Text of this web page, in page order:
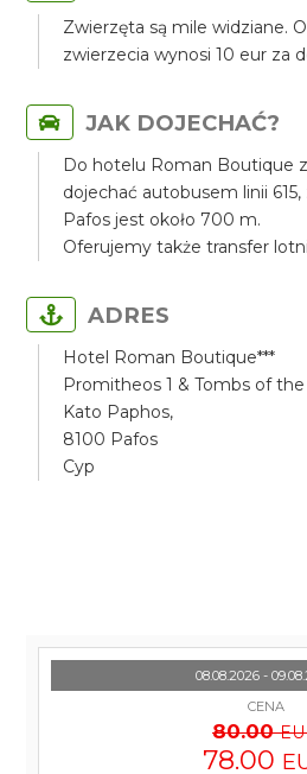
Zwierzęta są mile widziane.
zwierzecia wynosi 10 eur za
JAK DOJECHAĆ?
Do hotelu Roman Boutique
dojechać autobusem linii
Pafos jest około 700 m.
Oferujemy także transfer
ADRES
Hotel Roman Boutique***
Promitheos 1 & Tombs of
Kato Paphos,
8100 Pafos
Cyp
08.08.2026 -
CENA
80.00
78.00